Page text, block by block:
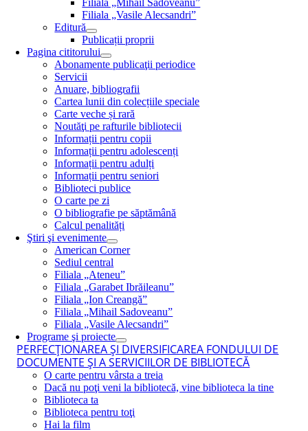
Filiala „Mihail Sadoveanu”
Filiala „Vasile Alecsandri”
Editură
Publicații proprii
Pagina cititorului
Abonamente publicaţii periodice
Servicii
Anuare, bibliografii
Cartea lunii din colecțiile speciale
Carte veche și rară
Noutăţi pe rafturile bibliotecii
Informații pentru copii
Informații pentru adolescenți
Informații pentru adulți
Informații pentru seniori
Biblioteci publice
O carte pe zi
O bibliografie pe săptămână
Calcul penalități
Ştiri şi evenimente
American Corner
Sediul central
Filiala „Ateneu”
Filiala „Garabet Ibrăileanu”
Filiala „Ion Creangă”
Filiala „Mihail Sadoveanu”
Filiala „Vasile Alecsandri”
Programe şi proiecte
PERFECŢIONAREA ŞI DIVERSIFICAREA FONDULUI DE
DOCUMENTE ŞI A SERVICIILOR DE BIBLIOTECĂ
O carte pentru vârsta a treia
Dacă nu poţi veni la bibliotecă, vine biblioteca la tine
Biblioteca ta
Biblioteca pentru toţi
Hai la film